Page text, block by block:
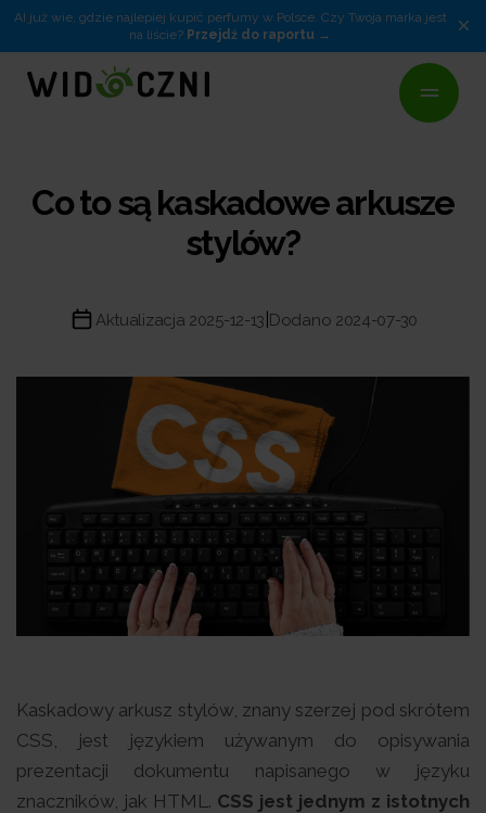
AI już wie, gdzie najlepiej kupić perfumy w Polsce. Czy Twoja marka jest
na liście? Przejdź do raportu ×
Co to są kaskadowe arkusze
stylów?
Aktualizacja 2025-12-13 Dodano 2024-07-30
Kaskadowy arkusz stylów, znany szerzej pod skrótem
CSS, jest językiem używanym do opisywania
prezentacji dokumentu napisanego w języku
znaczników, jak HTML. CSS jest jednym z istotnych